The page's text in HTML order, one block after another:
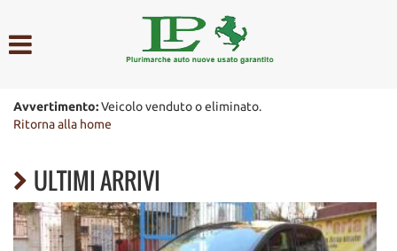
LISTA VEICOLI
ACQUISTIAMO USATO
ASSISTENZA
Avvertimento:Veicolo venduto o eliminato.
Ritorna alla home
ULTIMI ARRIVI